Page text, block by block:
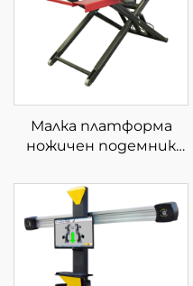
Малка платформа
ножичен подемник
ножичен подемник
мобилен ножичен
подемник за кола